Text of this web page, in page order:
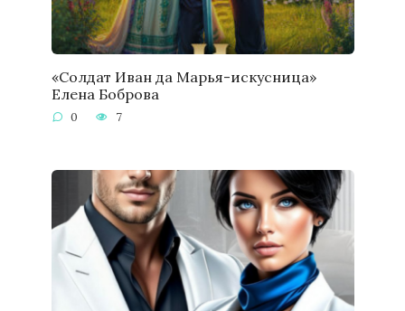
«Солдат Иван да Марья-искусница»
Елена Боброва
0 7